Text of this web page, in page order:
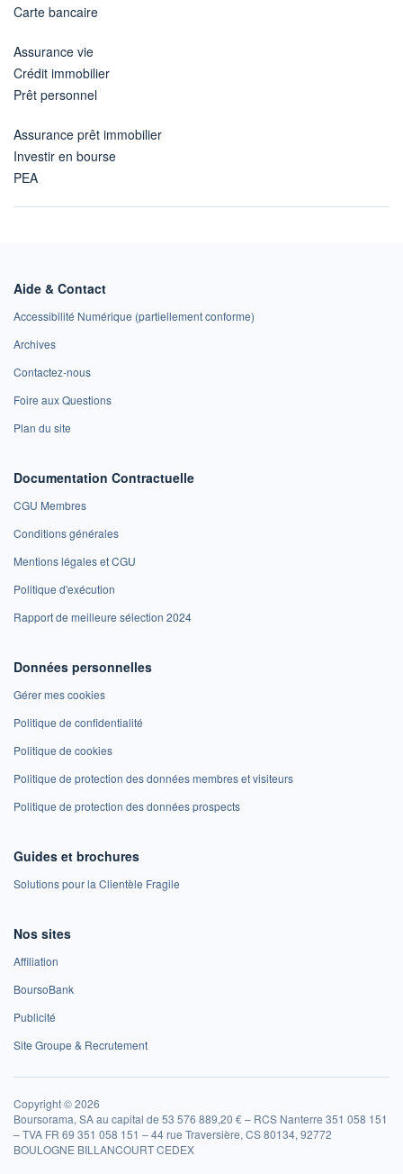
Carte bancaire
Assurance vie
Crédit immobilier
Prêt personnel
Assurance prêt immobilier
Investir en bourse
PEA
Aide & Contact
Accessibilité Numérique (partiellement conforme)
Archives
Contactez-nous
Foire aux Questions
Plan du site
Documentation Contractuelle
CGU Membres
Conditions générales
Mentions légales et CGU
Politique d'exécution
Rapport de meilleure sélection 2024
Données personnelles
Gérer mes cookies
Politique de confidentialité
Politique de cookies
Politique de protection des données membres et visiteurs
Politique de protection des données prospects
Guides et brochures
Solutions pour la Clientèle Fragile
Nos sites
Affiliation
BoursoBank
Publicité
Site Groupe & Recrutement
Copyright © 2026
Boursorama, SA au capital de 53 576 889,20 € – RCS Nanterre 351 058 151
– TVA FR 69 351 058 151 – 44 rue Traversière, CS 80134, 92772
BOULOGNE BILLANCOURT CEDEX